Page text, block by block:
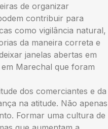
de organizar
contribuir para
como vigilância natural,
da maneira correta e
janelas abertas em
Marechal que foram
dos comerciantes e da
na atitude. Não apenas
Formar uma cultura de